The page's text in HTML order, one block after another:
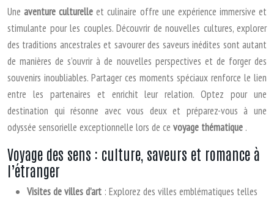
Uneaventure culturelleet culinaire offre une expérience immersive et
stimulante pour les couples. Découvrir de nouvelles cultures, explorer
des traditions ancestrales et savourer des saveurs inédites sont autant
de manières de s’ouvrir à de nouvelles perspectives et de forger des
souvenirs inoubliables. Partager ces moments spéciaux renforce le lien
entre les partenaires et enrichit leur relation. Optez pour une
destination qui résonne avec vous deux et préparez-vous à une
odyssée sensorielle exceptionnelle lors de ce voyage thématique .
Voyage des sens : culture, saveurs et romance à
l’étranger
Visites de villes d’art : Explorez des villes emblématiques telles